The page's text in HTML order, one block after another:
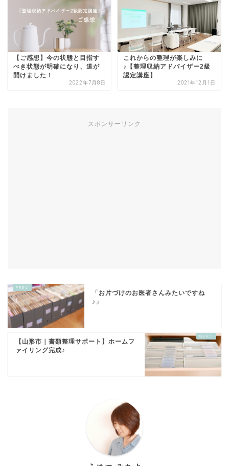
【ご感想】今の状態と目指す
べき状態が明確になり、道が
開けました！
2022年7月8日
これからの整理が楽しみに
♪【整理収納アドバイザー2級
認定講座】
2021年12月1日
スポンサーリンク
「お片づけのお医者さんみたいですね
♪」
【山形市｜書類整理サポート】ホームフ
ァイリング完成♪